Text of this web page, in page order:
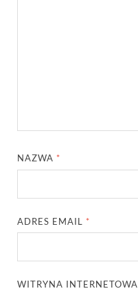
NAZWA *
ADRES EMAIL *
WITRYNA INTERNETOWA